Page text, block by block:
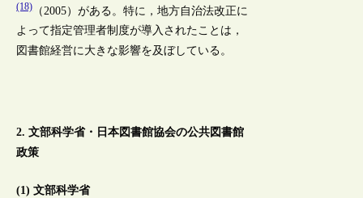
(18)（2005）がある。特に，地方自治法改正に
よって指定管理者制度が導入されたことは，
図書館経営に大きな影響を及ぼしている。
2. 文部科学省・日本図書館協会の公共図書館
政策
(1) 文部科学省